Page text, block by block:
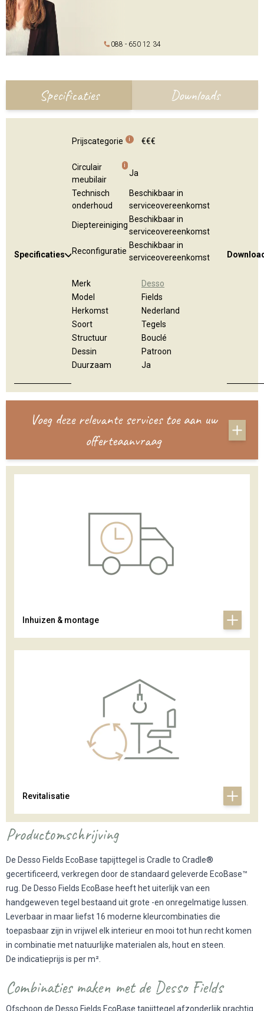
088 - 650 12 34
Specificaties Downloads
Specificaties
Prijscategorie i €€€
Circulair
meubilair
i
Ja
Technisch
onderhoud
Beschikbaar in
serviceovereenkomst
Dieptereiniging
Beschikbaar in
serviceovereenkomst
Reconfiguratie
Beschikbaar in
serviceovereenkomst
Merk
Desso
Model
Fields
Herkomst
Nederland
Soort
Tegels
Structuur
Bouclé
Dessin
Patroon
Duurzaam
Ja
Voeg deze relevante services toe aan uw
offerteaanvraag
Inhuizen & montage
Revitalisatie
Productomschrijving
De Desso Fields EcoBase tapijttegel is Cradle to Cradle®
gecertificeerd, verkregen door de standaard geleverde EcoBase™
rug. De Desso Fields EcoBase heeft het uiterlijk van een
handgeweven tegel bestaand uit grote -en onregelmatige lussen.
Leverbaar in maar liefst 16 moderne kleurcombinaties die
toepasbaar zijn in vrijwel elk interieur en mooi tot hun recht komen
in combinatie met natuurlijke materialen als, hout en steen.
De indicatieprijs is per m².
Combinaties maken met de Desso Fields
Ofschoon de Desso Fields EcoBase tapijttegel afzonderlijk prachtig